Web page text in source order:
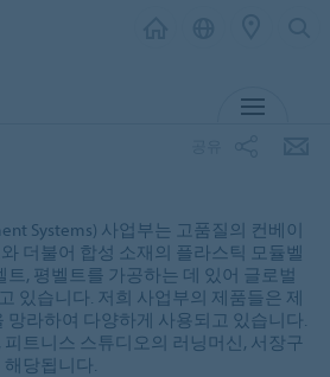
Systems) 사업부는 고품질의 컨베이
더불어 합성 소재의 플라스틱 모듈벨
트, 평벨트를 가공하는 데 있어 글로벌
있습니다. 저희 사업부의 제품들은 제
망라하여 다양하게 사용되고 있습니다.
트니스 스튜디오의 러닝머신, 서장구
당됩니다.